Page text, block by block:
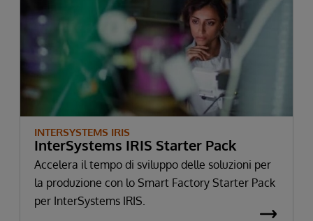
INTERSYSTEMS IRIS
InterSystems IRIS Starter Pack
Accelera il tempo di sviluppo delle soluzioni per
la produzione con lo Smart Factory Starter Pack
per InterSystems IRIS.